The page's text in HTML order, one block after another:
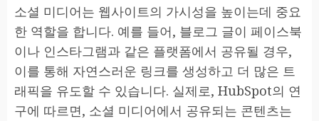
소셜 미디어는 웹사이트의 가시성을 높이는데 중요
한 역할을 합니다. 예를 들어, 블로그 글이 페이스북
이나 인스타그램과 같은 플랫폼에서 공유될 경우,
이를 통해 자연스러운 링크를 생성하고 더 많은 트
래픽을 유도할 수 있습니다. 실제로, HubSpot의 연
구에 따르면, 소셜 미디어에서 공유되는 콘텐츠는